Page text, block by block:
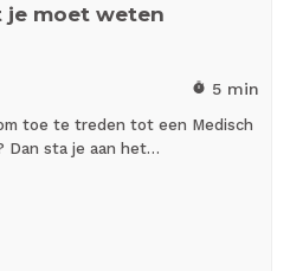
je moet weten
timer 5 min
toe te treden tot een Medisch
Dan sta je aan het…